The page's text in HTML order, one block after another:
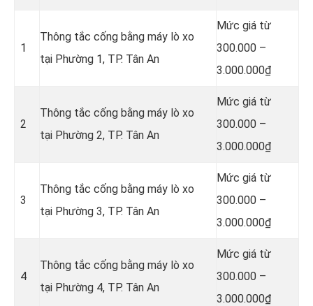
1
Thông tắc cống bằng máy lò xo
tại Phường 1, TP. Tân An
Mức giá từ
300.000 –
3.000.000₫
2
Thông tắc cống bằng máy lò xo
tại Phường 2, TP. Tân An
Mức giá từ
300.000 –
3.000.000₫
3
Thông tắc cống bằng máy lò xo
tại Phường 3, TP. Tân An
Mức giá từ
300.000 –
3.000.000₫
4
Thông tắc cống bằng máy lò xo
tại Phường 4, TP. Tân An
Mức giá từ
300.000 –
3.000.000₫